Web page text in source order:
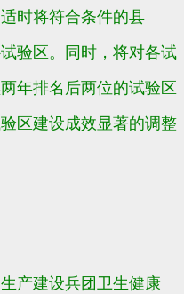
时将符合条件的县
验区。同时，将对各试
年排名后两位的试验区
区建设成效显著的调整
产建设兵团卫生健康